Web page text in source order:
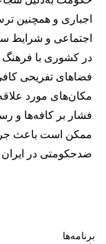
اجباری و همچنین
اجتماعی و
در کشوری با فرهنگ
فضاهای تفریحی
مکان‌های مورد
فشار بر کافه‌ها و
ممکن است باعث
ضدحکومتی در
برنامه‌ها